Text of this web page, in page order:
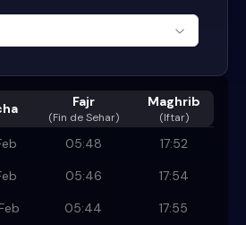
Fajr
(Fin de Sehar)
Maghrib
(Iftar)
05:48
17:52
05:46
17:54
05:44
17:55